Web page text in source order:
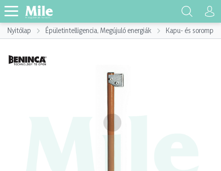
Nyitólap Épületintelligencia, Megújuló energiák Kapu- és